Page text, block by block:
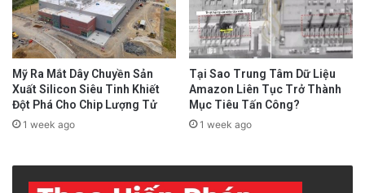
Mỹ Ra Mắt Dây Chuyền Sản
Xuất Silicon Siêu Tinh Khiết
Đột Phá Cho Chip Lượng Tử
1 week ago
Tại Sao Trung Tâm Dữ Liệu
Amazon Liên Tục Trở Thành
Mục Tiêu Tấn Công?
1 week ago